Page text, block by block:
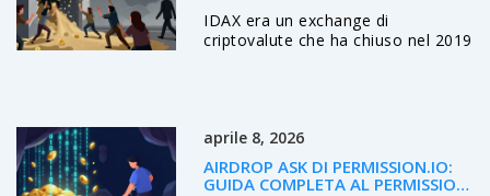
REGOLATE
IDAX era un exchange di
criptovalute che ha chiuso nel 2019
come proteggere i tuoi asset.
aprile 8, 2026
AIRDROP ASK DI PERMISSION.IO:
GUIDA COMPLETA AL PERMISSION